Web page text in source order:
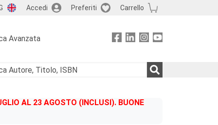
Accedi Preferiti Carrello
Avanzata
AL 23 AGOSTO (INCLUSI). BUONE